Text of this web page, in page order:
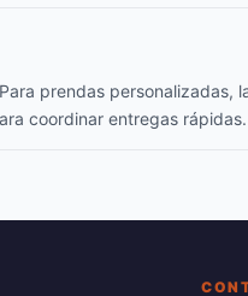
prendas personalizadas,
coordinar entregas rápidas.